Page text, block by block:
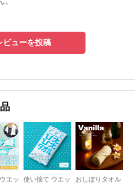
ビューを投稿
エッ
使い捨て ウエッ
おしぼりタオル